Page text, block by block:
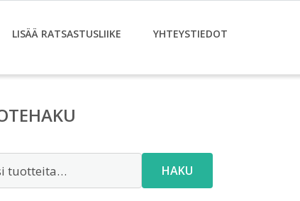
LISÄÄ RATSASTUSLIIKE YHTEYSTIEDOT
HAKU